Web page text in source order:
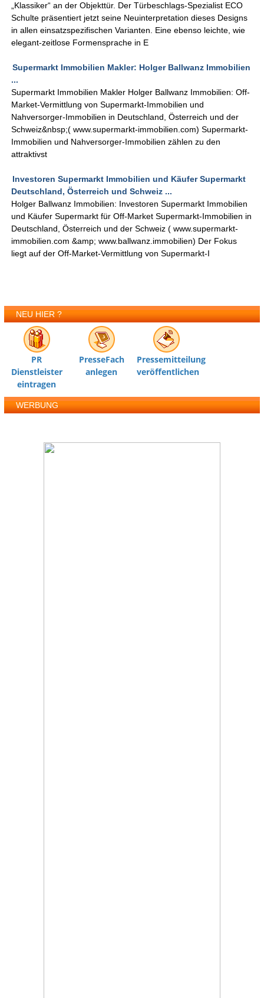
„Klassiker“ an der Objekttür. Der Türbeschlags-Spezialist ECO
Schulte präsentiert jetzt seine Neuinterpretation dieses Designs
in allen einsatzspezifischen Varianten. Eine ebenso leichte, wie
elegant-zeitlose Formensprache in E
Supermarkt Immobilien Makler: Holger Ballwanz Immobilien
...
Supermarkt Immobilien Makler Holger Ballwanz Immobilien: Off-
Market-Vermittlung von Supermarkt-Immobilien und
Nahversorger-Immobilien in Deutschland, Österreich und der
Schweiz&nbsp;( www.supermarkt-immobilien.com) Supermarkt-
Immobilien und Nahversorger-Immobilien zählen zu den
attraktivst
Investoren Supermarkt Immobilien und Käufer Supermarkt
Deutschland, Österreich und Schweiz ...
Holger Ballwanz Immobilien: Investoren Supermarkt Immobilien
und Käufer Supermarkt für Off-Market Supermarkt-Immobilien in
Deutschland, Österreich und der Schweiz ( www.supermarkt-
immobilien.com &amp; www.ballwanz.immobilien) Der Fokus
liegt auf der Off-Market-Vermittlung von Supermarkt-I
NEU HIER ?
PR
Dienstleister
eintragen
PresseFach
anlegen
Pressemitteilung
veröffentlichen
WERBUNG